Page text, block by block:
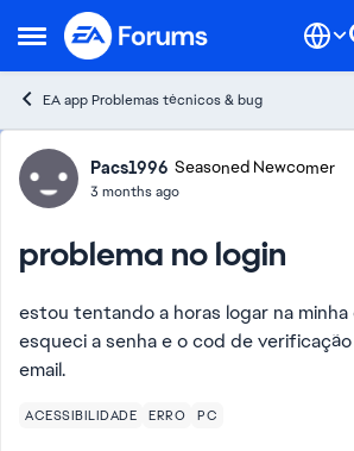
Open Side Menu
Skip to content
EA app Problemas técnicos & bug
Forum Discussion
Pacs1996 Seasoned Newcomer
3 months ago
problema no login
estou tentando a horas logar na minha
esqueci a senha e o cod de
email.
ACESSIBILIDADE ERRO PC